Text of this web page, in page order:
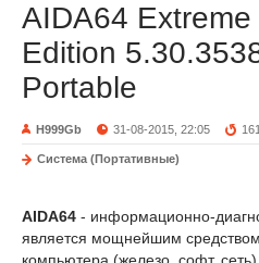
AIDA64
Edition
Portable
H999Gb 31-08-2015, 22:05
Система (Портативные)
AIDA64 - информационно-
является мощнейшим